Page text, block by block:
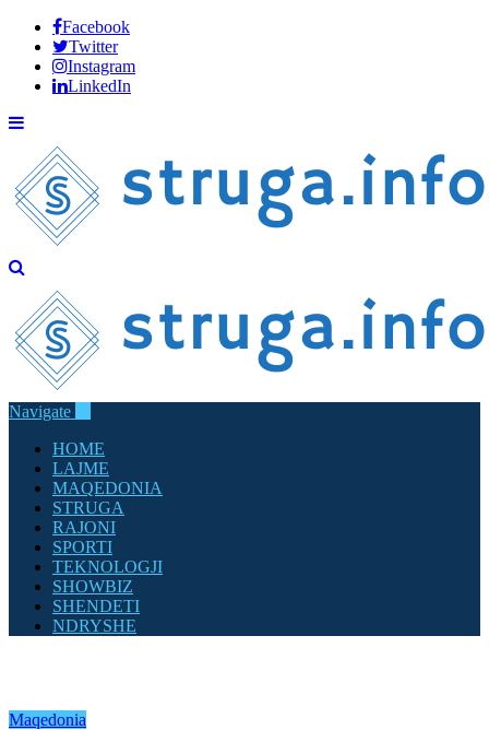
Facebook
Twitter
Instagram
LinkedIn
Navigate
HOME
LAJME
MAQEDONIA
STRUGA
RAJONI
SPORTI
TEKNOLOGJI
SHOWBIZ
SHENDETI
NDRYSHE
Maqedonia